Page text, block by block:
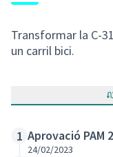
Transformar la C-
un carril bici.
1 Aprovació PAM
24/02/2023